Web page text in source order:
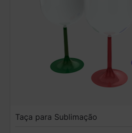
Taça para Sublimação